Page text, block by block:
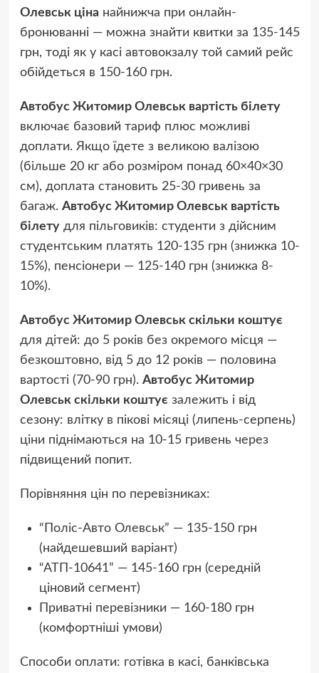
Олевськ цінанайнижча при онлайн-
бронюванні — можна знайти квитки за 135-145
грн, тоді як у касі автовокзалу той самий рейс
обійдеться в 150-160 грн.
Автобус Житомир Олевськ вартість білету
включає базовий тариф плюс можливі
доплати. Якщо їдете з великою валізою
(більше 20 кг або розміром понад 60×40×30
см), доплата становить 25-30 гривень за
багаж. Автобус Житомир Олевськ вартість
білетудля пільговиків: студенти з дійсним
студентським платять 120-135 грн (знижка 10-
15%), пенсіонери — 125-140 грн (знижка 8-
10%).
Автобус Житомир Олевськ скільки коштує
для дітей: до 5 років без окремого місця —
безкоштовно, від 5 до 12 років — половина
вартості (70-90 грн). Автобус Житомир
Олевськ скільки коштуєзалежить і від
сезону: влітку в пікові місяці (липень-серпень)
ціни піднімаються на 10-15 гривень через
підвищений попит.
Порівняння цін по перевізниках:
“Поліс-Авто Олевськ” — 135-150 грн
(найдешевший варіант)
“АТП-10641” — 145-160 грн (середній
ціновий сегмент)
Приватні перевізники — 160-180 грн
(комфортніші умови)
Способи оплати: готівка в касі, банківська